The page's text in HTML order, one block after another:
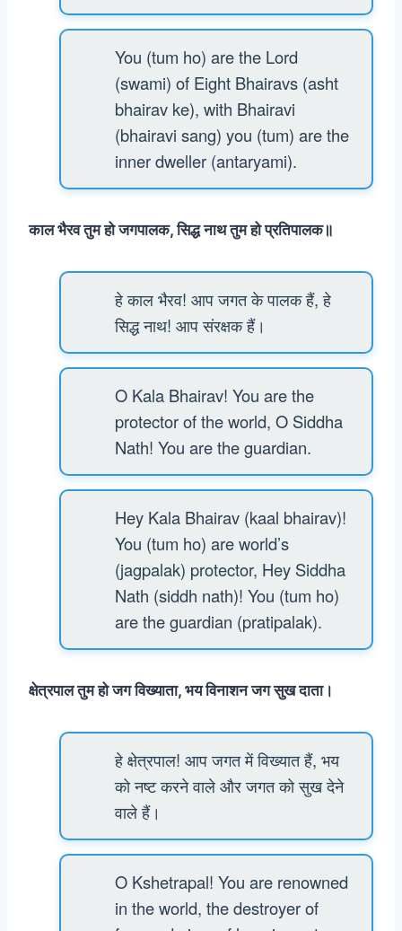
You (tum ho) are the Lord
(swami) of Eight Bhairavs (asht
bhairav ke), with Bhairavi
(bhairavi sang) you (tum) are the
inner dweller (antaryami).
काल भैरव तुम हो जगपालक, सिद्ध नाथ तुम हो प्रतिपालक॥
हे काल भैरव! आप जगत के पालक हैं, हे
सिद्ध नाथ! आप संरक्षक हैं।
O Kala Bhairav! You are the
protector of the world, O Siddha
Nath! You are the guardian.
Hey Kala Bhairav (kaal bhairav)!
You (tum ho) are world’s
(jagpalak) protector, Hey Siddha
Nath (siddh nath)! You (tum ho)
are the guardian (pratipalak).
क्षेत्रपाल तुम हो जग विख्याता, भय विनाशन जग सुख दाता।
हे क्षेत्रपाल! आप जगत में विख्यात हैं, भय
को नष्ट करने वाले और जगत को सुख देने
वाले हैं।
O Kshetrapal! You are renowned
in the world, the destroyer of